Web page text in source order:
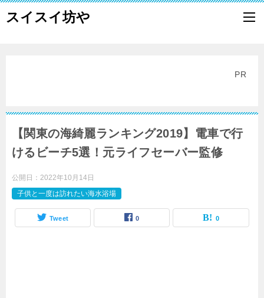
スイスイ坊や
PR
【関東の海綺麗ランキング2019】電車で行
けるビーチ5選！元ライフセーバー監修
公開日： 2022年10月14日
子供と一度は訪れたい海水浴場
Tweet 0 0